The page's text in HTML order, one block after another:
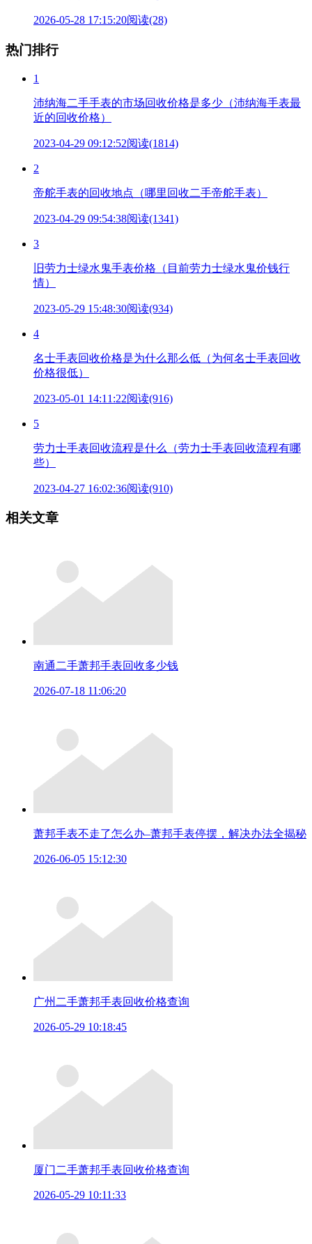
2026-05-28 17:15:20阅读(28)
热门排行
1
沛纳海二手手表的市场回收价格是多少（沛纳海手表最
近的回收价格）
2023-04-29 09:12:52阅读(1814)
2
帝舵手表的回收地点（哪里回收二手帝舵手表）
2023-04-29 09:54:38阅读(1341)
3
旧劳力士绿水鬼手表价格（目前劳力士绿水鬼价钱行
情）
2023-05-29 15:48:30阅读(934)
4
名士手表回收价格是为什么那么低（为何名士手表回收
价格很低）
2023-05-01 14:11:22阅读(916)
5
劳力士手表回收流程是什么（劳力士手表回收流程有哪
些）
2023-04-27 16:02:36阅读(910)
相关文章
南通二手萧邦手表回收多少钱
2026-07-18 11:06:20
萧邦手表不走了怎么办–萧邦手表停摆，解决办法全揭秘
2026-06-05 15:12:30
广州二手萧邦手表回收价格查询
2026-05-29 10:18:45
厦门二手萧邦手表回收价格查询
2026-05-29 10:11:33